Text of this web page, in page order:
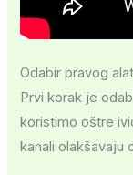
Odabir pravog
Prvi korak je
koristimo oštre
kanali olakšavaju